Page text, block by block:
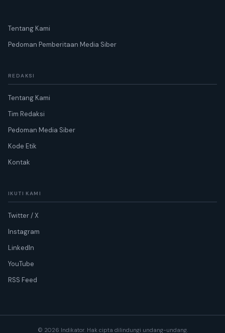
Tentang Kami
Pedoman Pemberitaan Media Siber
REDAKSI
Tentang Kami
Tim Redaksi
Pedoman Media Siber
Kode Etik
Kontak
IKUTI KAMI
Twitter / X
Instagram
LinkedIn
YouTube
RSS Feed
© 2026 Indikator. Hak cipta dilindungi undang-undang.